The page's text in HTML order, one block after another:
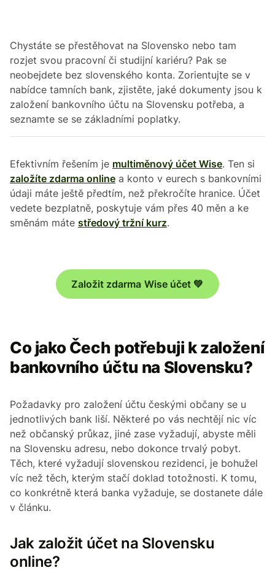
Chystáte se přestěhovat na Slovensko nebo tam
rozjet svou pracovní či studijní kariéru? Pak se
neobejdete bez slovenského konta. Zorientujte se v
nabídce tamních bank, zjistěte, jaké dokumenty jsou k
založení bankovního účtu na Slovensku potřeba, a
seznamte se se základními poplatky.
Efektivním řešením je multiměnový účet Wise. Ten si
založíte zdarma online a konto v eurech s bankovními
údaji máte ještě předtím, než překročíte hranice. Účet
vedete bezplatně, poskytuje vám přes 40 měn a ke
směnám máte středový tržní kurz.
Založit zdarma Wise účet 💚
Co jako Čech potřebuji k založení
bankovního účtu na Slovensku?
Požadavky pro založení účtu českými občany se u
jednotlivých bank liší. Některé po vás nechtějí nic víc
než občanský průkaz, jiné zase vyžadují, abyste měli
na Slovensku adresu, nebo dokonce trvalý pobyt.
Těch, které vyžadují slovenskou rezidenci, je bohužel
víc než těch, kterým stačí doklad totožnosti. K tomu,
co konkrétně která banka vyžaduje, se dostanete dále
v článku.
Jak založit účet na Slovensku
online?